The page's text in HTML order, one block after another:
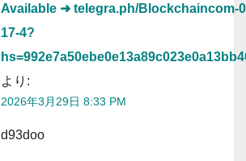
Available ➜ telegra.ph/Blockchaincom-
17-4?
より:
2026年3月29日 8:33 PM
d93doo